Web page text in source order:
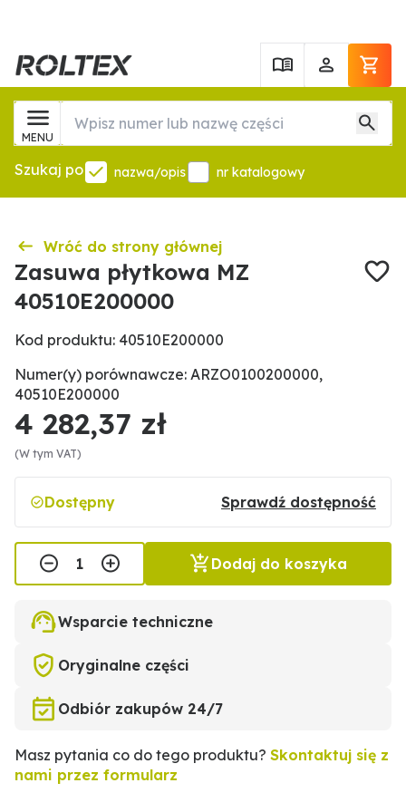
MENU
Szukaj po nazwa/opis nr katalogowy
Wróć do strony głównej
Zasuwa płytkowa MZ
40510E200000
Kod produktu: 40510E200000
Numer(y) porównawcze: ARZO0100200000,
40510E200000
4 282,37 zł
(W tym VAT)
Dostępny Sprawdź dostępność
Dodaj do koszyka
Wsparcie techniczne
Oryginalne części
Odbiór zakupów 24/7
Masz pytania co do tego produktu? Skontaktuj się z
nami przez formularz